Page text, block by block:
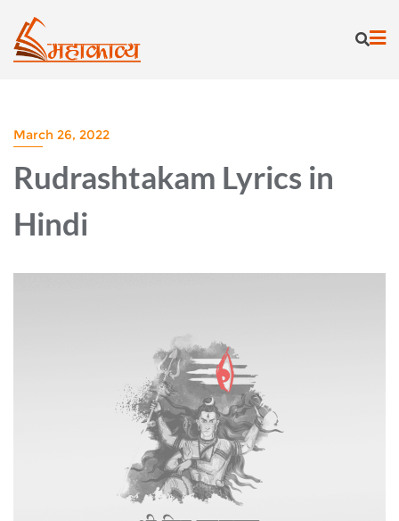
content
March 26, 2022
Rudrashtakam Lyrics in
Hindi